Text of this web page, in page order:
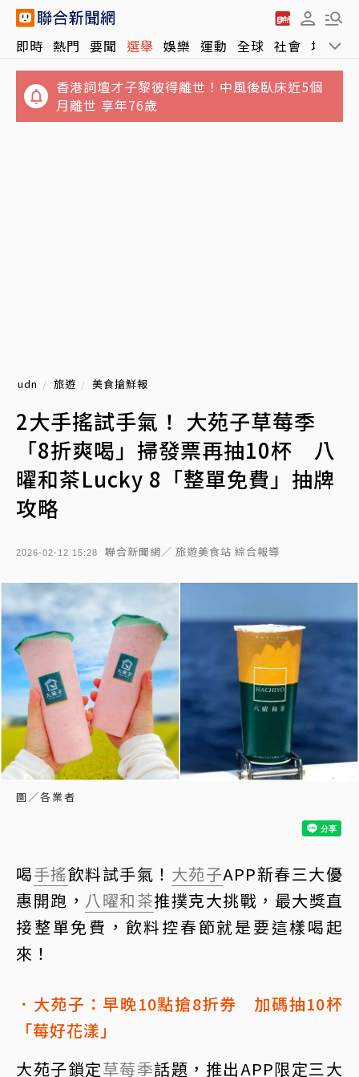
即時 熱門 要聞 選舉 娛樂 運動 全球 社會 地方
香港詞壇才子黎彼得離世！中風後臥床近5個
月離世 享年76歲
udn 旅遊 美食搶鮮報
2大手搖試手氣！ 大苑子草莓季
「8折爽喝」掃發票再抽10杯 八
曜和茶Lucky 8「整單免費」抽牌
攻略
2026-02-12 15:28 聯合新聞網／ 旅遊美食站 綜合報導
圖／各業者
喝手搖飲料試手氣！ 大苑子APP新春三大優
惠開跑， 八曜和茶推撲克大挑戰，最大獎直
接整單免費，飲料控春節就是要這樣喝起
來！
．大苑子：早晚10點搶8折券 加碼抽10杯
「莓好花漾」
大苑子鎖定草莓季話題，推出APP限定三大